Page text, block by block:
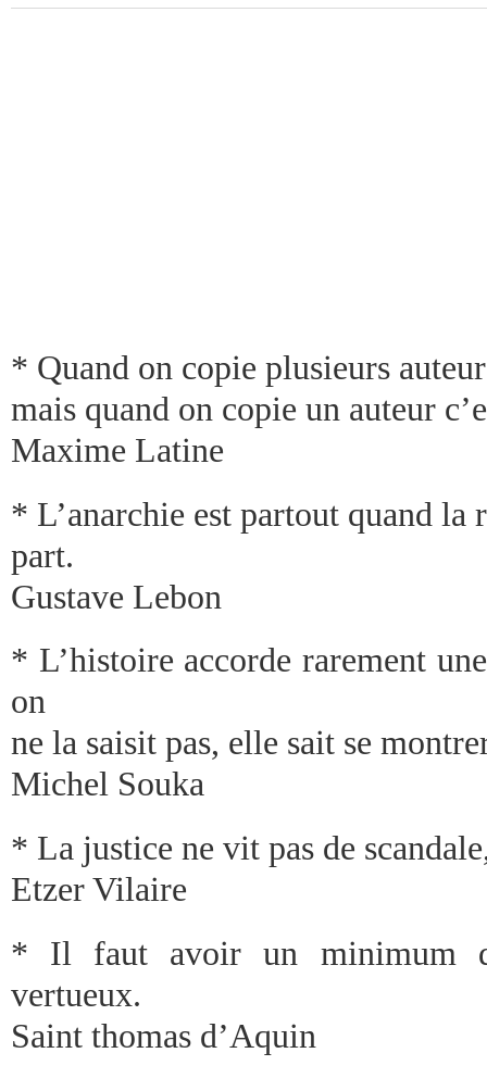
* Quand on copie plusieurs
mais quand on copie un auteur
Maxime Latine
* L’anarchie est partout quand la
part.
Gustave Lebon
* L’histoire accorde rarement
on
ne la saisit pas, elle sait se
Michel Souka
* La justice ne vit pas de
Etzer Vilaire
* Il faut avoir un minimum
vertueux.
Saint thomas d’Aquin